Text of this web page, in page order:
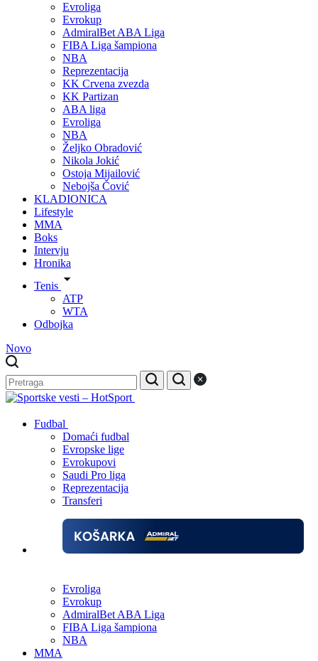
Evroliga
Evrokup
AdmiralBet ABA Liga
FIBA Liga šampiona
NBA
Reprezentacija
KK Crvena zvezda
KK Partizan
ABA liga
Evroliga
NBA
Željko Obradović
Nikola Jokić
Ostoja Mijailović
Nebojša Čović
KLADIONICA
Lifestyle
MMA
Boks
Intervju
Hronika
Tenis
ATP
WTA
Odbojka
Novo
Fudbal
Domaći fudbal
Evropske lige
Evrokupovi
Saudi Pro liga
Reprezentacija
Transferi
Evroliga
Evrokup
AdmiralBet ABA Liga
FIBA Liga šampiona
NBA
MMA